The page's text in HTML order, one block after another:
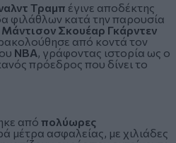
Τραμπ έγινε αποδέκτης
φιλάθλων κατά την παρουσία
Μάντισον Σκουέαρ Γκάρντεν
από κοντά τον
ΝΒΑ, γράφοντας ιστορία ως ο
πρόεδρος που δίνει το
από πολύωρες
μέτρα ασφαλείας, με χιλιάδες